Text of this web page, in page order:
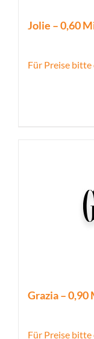
Jolie – 0,60
Für Preise
Grazia – 0,90
Für Preise